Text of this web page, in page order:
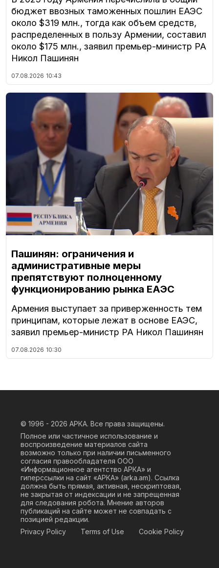
бюджет ввозных таможенных пошлин ЕАЭС
около $319 млн., тогда как объем средств,
распределенных в пользу Армении, составил
около $175 млн., заявил премьер-министр РА
Никол Пашинян
07.08.2026 10:43
Пашинян: ограничения и
административные меры
препятствуют полноценному
функционированию рынка ЕАЭС
Армения выступает за приверженность тем
принципам, которые лежат в основе ЕАЭС,
заявил премьер-министр РА Никол Пашинян
07.08.2026 10:30
© 1996 - 2026 АРКА. Все права защищены.
Полное или частичное использование и
воспроизведение материалов сайта
возможно только при наличии письменного
согласия правообладателя ООО
«Информационное агентство АРКА» и
гиперссылки на сайт «АРКА» (arka.am). Ссылка
должна быть прямая, активная, нескриптовая,
не закрытая от индексации и не запрещенная
для следования робота. Мнение авторов
публикаций на сайте может не совпадать с
позицией редакции.
Privacy Policy
Terms of Use Cookie Policy